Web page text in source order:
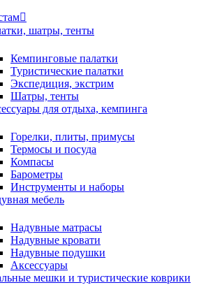

шатры, тенты
Кемпинговые палатки
Туристические палатки
Экспедиция, экстрим
Шатры, тенты
для отдыха, кемпинга
Горелки, плиты, примусы
Термосы и посуда
Компасы
Бapoмeтpы
Инструменты и наборы
мебель
Надувные матрасы
Надувные кровати
Надувные подушки
Аксессуары
мешки и туристические коврики